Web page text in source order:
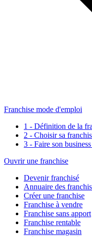
Franchise mode d'emploi
1 - Définition de la
2 - Choisir sa
3 - Faire son
Ouvrir une franchise
Devenir franchisé
Annuaire des
Créer une franchise
Franchise à vendre
Franchise sans apport
Franchise rentable
Franchise magasin